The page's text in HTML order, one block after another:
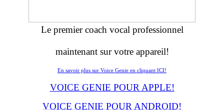
Le premier coach vocal professionnel
maintenant sur votre appareil!
En savoir plus sur Voice Genie en cliquant ICI!
VOICE GENIE POUR APPLE!
VOICE GENIE POUR ANDROID!